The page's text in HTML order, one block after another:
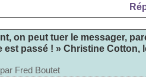
on peut tuer le messager,
est passé ! » Christine Cotton,
Fred Boutet